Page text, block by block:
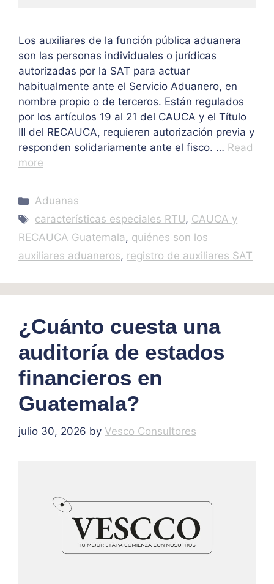
Los auxiliares de la función pública aduanera
son las personas individuales o jurídicas
autorizadas por la SAT para actuar
habitualmente ante el Servicio Aduanero, en
nombre propio o de terceros. Están regulados
por los artículos 19 al 21 del CAUCA y el Título
III del RECAUCA, requieren autorización previa y
responden solidariamente ante el fisco. … Read
more
Categories
Aduanas
Tags
características especiales RTU, CAUCA y
RECAUCA Guatemala, quiénes son los
auxiliares aduaneros, registro de auxiliares SAT
¿Cuánto cuesta una
auditoría de estados
financieros en
Guatemala?
julio 30, 2026 by Vesco Consultores